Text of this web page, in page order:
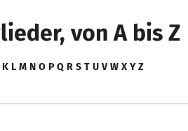
von A bis Z
K L M N O P Q R S T U V W X Y Z